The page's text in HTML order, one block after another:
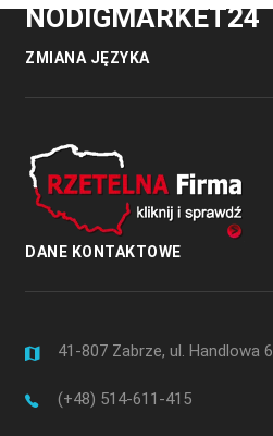
NODIGMARKET24
ZMIANA JĘZYKA
DANE KONTAKTOWE
41-807 Zabrze, ul. Handlowa 6
(+48) 514-611-415